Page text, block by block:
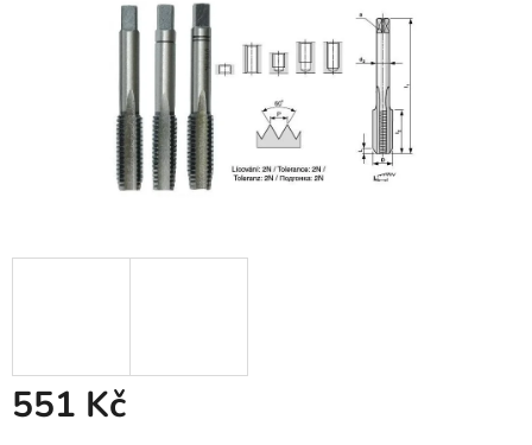
551 Kč